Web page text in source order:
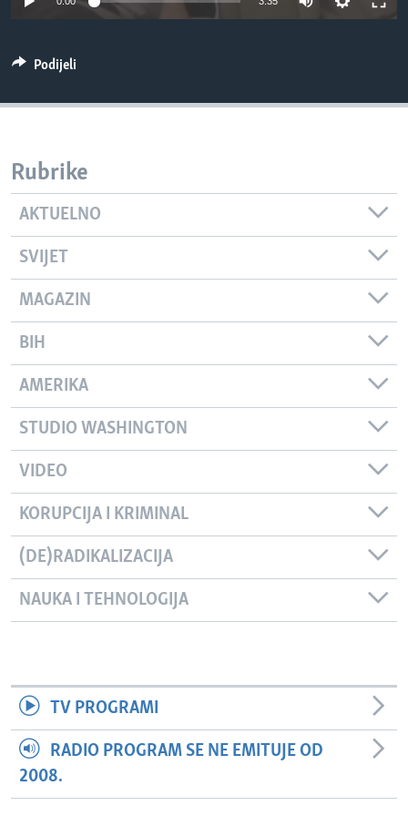
Jezici
Podijeli
Rubrike
AKTUELNO
SVIJET
MAGAZIN
BIH
AMERIKA
STUDIO WASHINGTON
VIDEO
KORUPCIJA I KRIMINAL
(DE)RADIKALIZACIJA
NAUKA I TEHNOLOGIJA
TV PROGRAMI
RADIO PROGRAM SE NE EMITUJE OD
2008.